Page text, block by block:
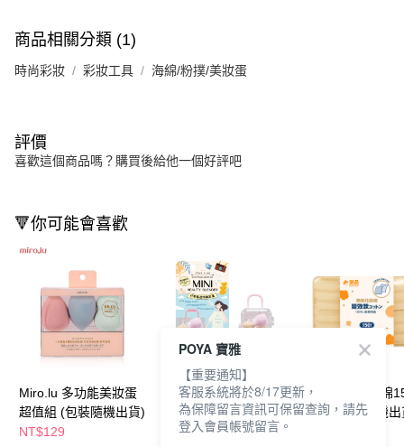
商品相關分類 (1)
時尚彩妝 彩妝工具 海綿/粉撲/美妝蛋
評價
喜歡這個商品嗎？購買後給他一個好評吧
🔻你可能會喜歡
Miro.lu 多功能美妝蛋
超值組 (包裝隨機出貨)
NT$129
星之冠行李箱迷你美妝
蛋5入-附收納盒
NT$71
樂品雙效化妝棉
盒裝 (包裝隨機
POYA 寶雅
【重要通知】
客服系統將於8/17更新，
為保障留言資訊可保留查詢，請先
登入會員帳號留言。